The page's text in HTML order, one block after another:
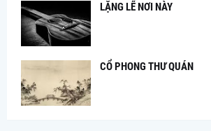
LẶNG LẼ NƠI NÀY
CỔ PHONG THƯ QUÁN